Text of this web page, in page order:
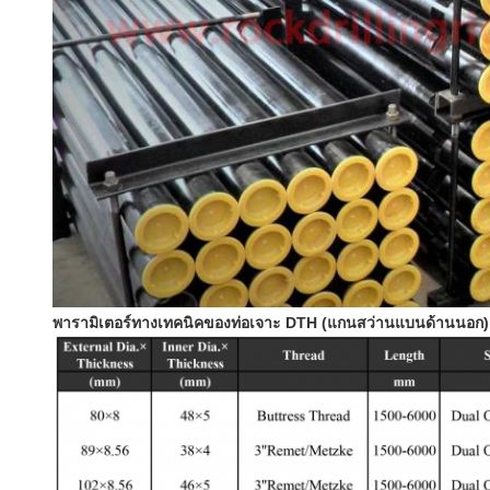
พารามิเตอร์ทางเทคนิคของท่อเจาะ DTH (แกนสว่านแบนด้านนอก